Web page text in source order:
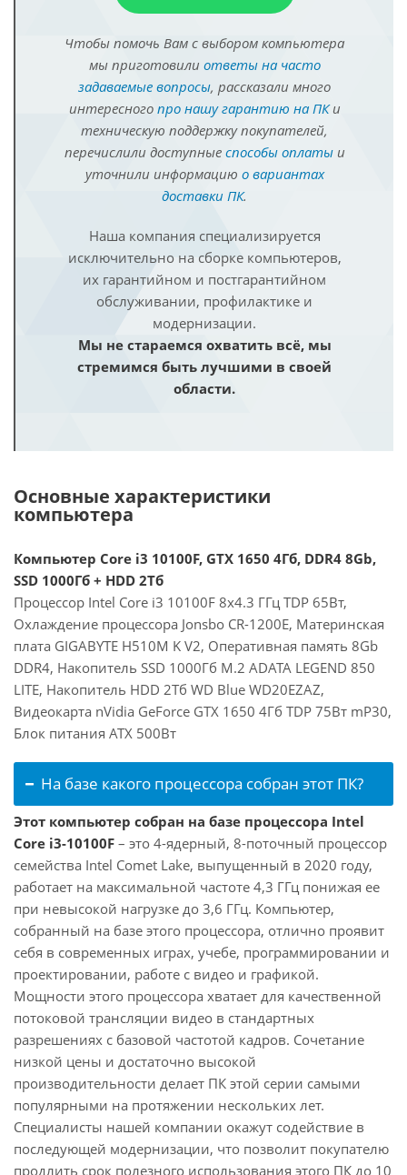
Чтобы помочь Вам с выбором компьютера
мы приготовили ответы на часто
задаваемые вопросы, рассказали много
интересного про нашу гарантию на ПКи
техническую поддержку покупателей,
перечислили доступные способы оплатыи
уточнили информацию о вариантах
доставки ПК.
Наша компания специализируется
исключительно на сборке компьютеров,
их гарантийном и постгарантийном
обслуживании, профилактике и
модернизации.
Мы не стараемся охватить всё, мы
стремимся быть лучшими в своей
области.
Основные характеристики
компьютера
Компьютер Core i3 10100F, GTX 1650 4Гб, DDR4 8Gb,
SSD 1000Гб + HDD 2Тб
Процессор Intel Core i3 10100F 8x4.3 ГГц TDP 65Вт,
Охлаждение процессора Jonsbo CR-1200E, Материнская
плата GIGABYTE H510M K V2, Оперативная память 8Gb
DDR4, Накопитель SSD 1000Гб M.2 ADATA LEGEND 850
LITE, Накопитель HDD 2Тб WD Blue WD20EZAZ,
Видеокарта nVidia GeForce GTX 1650 4Гб TDP 75Вт mP30,
Блок питания ATX 500Вт
На базе какого процессора собран этот ПК?
Этот компьютер собран на базе процессора Intel
Core i3-10100F – это 4-ядерный, 8-поточный процессор
семейства Intel Comet Lake, выпущенный в 2020 году,
работает на максимальной частоте 4,3 ГГц понижая ее
при невысокой нагрузке до 3,6 ГГц. Компьютер,
собранный на базе этого процессора, отлично проявит
себя в современных играх, учебе, программировании и
проектировании, работе с видео и графикой.
Мощности этого процессора хватает для качественной
потоковой трансляции видео в стандартных
разрешениях с базовой частотой кадров. Сочетание
низкой цены и достаточно высокой
производительности делает ПК этой серии самыми
популярными на протяжении нескольких лет.
Специалисты нашей компании окажут содействие в
последующей модернизации, что позволит покупателю
продлить срок полезного использования этого ПК до 10